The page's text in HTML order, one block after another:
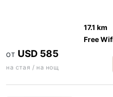
17.1 km
Free
ОТ USD 585
на стая / на нощ